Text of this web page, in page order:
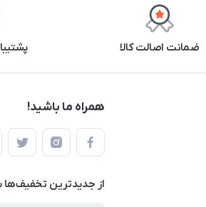
ضمانت اصالت کالا پشتیبانی
همراه ما باشید!
از جدید‌ترین تخفیف‌ها